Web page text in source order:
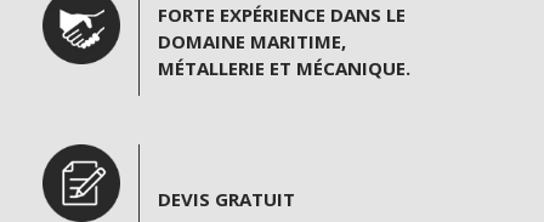
FORTE EXPÉRIENCE DANS LE
DOMAINE MARITIME,
MÉTALLERIE ET MÉCANIQUE.
DEVIS GRATUIT